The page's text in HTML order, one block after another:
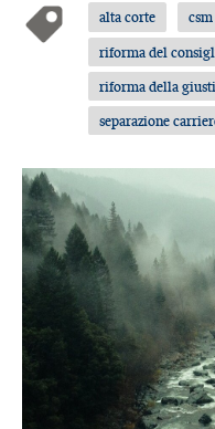
alta corte csm
riforma del
riforma della
separazione